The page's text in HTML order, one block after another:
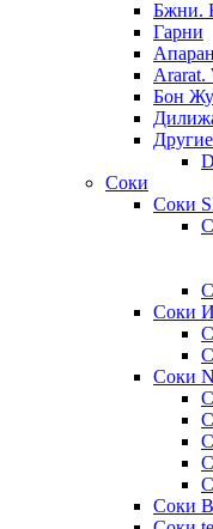
Бжни.
Гарни
Апаран
Ararat.
Бон
Соки
Соки
Соки
Соки
Соки